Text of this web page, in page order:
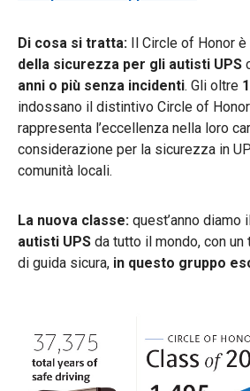
Di cosa si tratta: Il Circle of Honor è
della sicurezza per gli autisti UPS
anni o più senza incidenti. Gli oltre
indossano il distintivo Circle of
rappresenta l’eccellenza nella loro
considerazione per la sicurezza in
comunità locali.
La nuova classe: quest’anno diamo
autisti UPS da tutto il mondo, con
di guida sicura, in questo gruppo